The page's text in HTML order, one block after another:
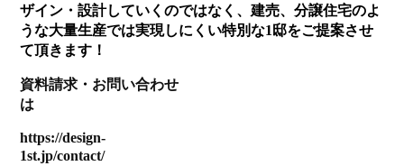
ザイン・設計していくのではなく、建売、分譲住宅のよ
うな大量生産では実現しにくい特別な1邸をご提案させ
て頂きます！
資料請求・ お問い合わせ
は
https://design-
1st.jp/contact/